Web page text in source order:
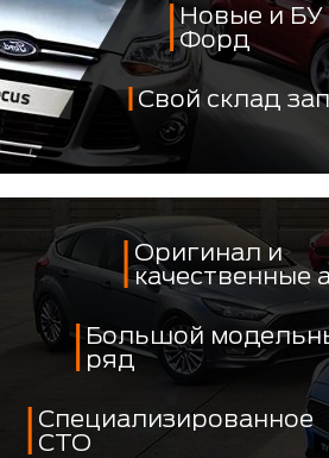
Новые и БУ
Форд
Свой склад
Оригинал и
качественные
Большой
ряд
Специализированное
СТО